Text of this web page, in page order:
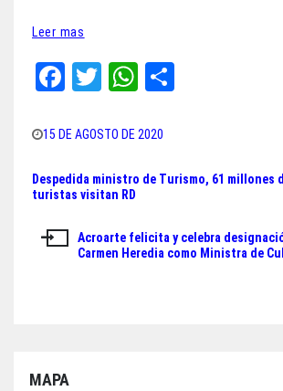
Leer mas
Fa
bo
ok
T
tt
er
W
ts
A
pp
15 DE AGOSTO DE 2020
Navegación
entradas
Despedida ministro de Turismo, 61 millones
turistas visitan RD
Acroarte felicita y celebra
Carmen Heredia como Ministra de
MAPA